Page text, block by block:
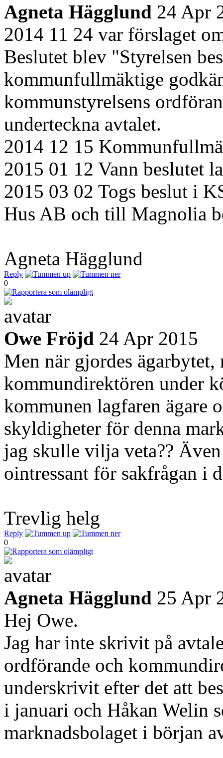
Agneta Hägglund 24 Apr
2014 11 24 var förslaget
Beslutet blev "Styrelsen
kommunfullmäktige
kommunstyrelsens
underteckna avtalet.
2014 12 15
2015 01 12 Vann beslutet
2015 03 02 Togs beslut i
Hus AB och till Magnolia
Agneta Hägglund
Reply
0
Owe Fröjd 24 Apr 2015
Men när gjordes ägarbytet,
kommundirektören under
kommunen lagfaren ägare
skyldigheter för denna
jag skulle vilja veta??
ointressant för sakfrågan i
Trevlig helg
Reply
0
Agneta Hägglund 25 Apr
Hej Owe.
Jag har inte skrivit på
ordförande och
underskrivit efter det att
i januari och Håkan Welin
marknadsbolaget i början